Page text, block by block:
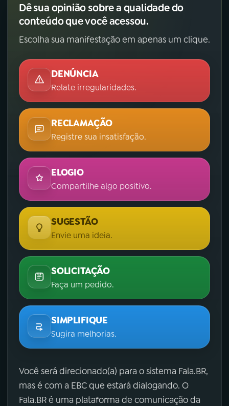
Dê sua opinião sobre a qualidade do
conteúdo que você acessou.
Escolha sua manifestação em apenas um clique.
DENÚNCIA
Relate irregularidades.
RECLAMAÇÃO
Registre sua insatisfação.
ELOGIO
Compartilhe algo positivo.
SUGESTÃO
Envie uma ideia.
SOLICITAÇÃO
Faça um pedido.
SIMPLIFIQUE
Sugira melhorias.
Você será direcionado(a) para o sistema Fala.BR,
mas é com a EBC que estará dialogando. O
Fala.BR é uma plataforma de comunicação da